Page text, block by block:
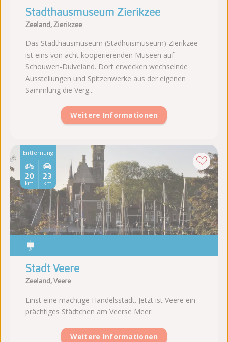
Entfernung
23
km
20
km
Stadt Veere
Zeeland, Veere
Einst eine mächtige Handelsstadt. Jetzt ist Veere ein
prächtiges Städtchen am Veerse Meer.
Weitere Informationen
Stadthausmuseum Zierikzee
Zeeland, Zierikzee
Das Stadthausmuseum (Stadhuismuseum) Zierikzee
ist eins von acht kooperierenden Museen auf
Schouwen-Duiveland. Dort erwecken wechselnde
Ausstellungen und Spitzenwerke aus der eigenen
Sammlung die Verg...
Weitere Informationen